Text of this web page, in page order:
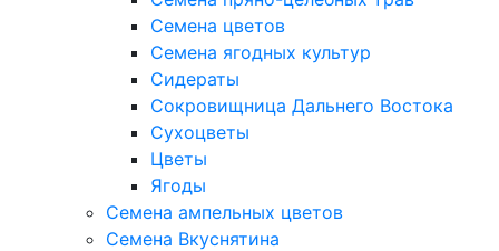
Семена цветов
Семена ягодных культур
Сидераты
Сокровищница Дальнего Востока
Сухоцветы
Цветы
Ягоды
Семена ампельных цветов
Семена Вкуснятина